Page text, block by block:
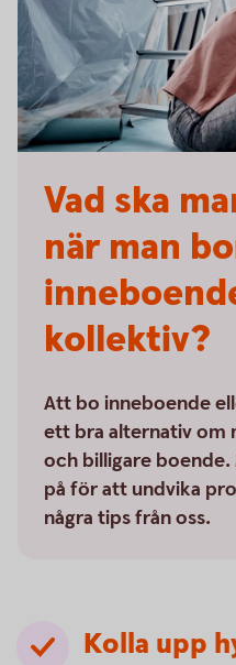
Vad ska
när man
kollektiv?
Att bo inneboende
ett bra alternativ om
och billigare boende.
på för att undvika
några tips från oss.
Kolla upp